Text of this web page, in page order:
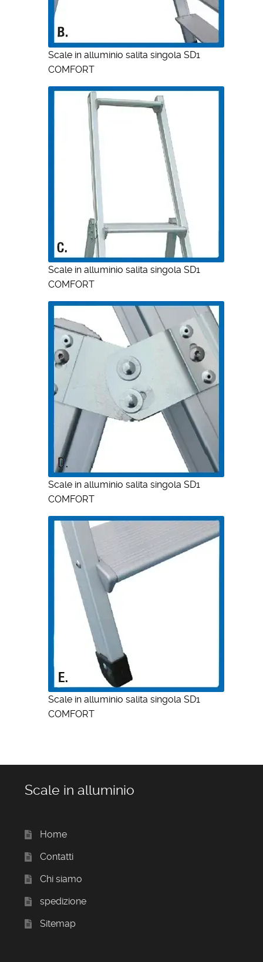
Scale in alluminio salita singola SD1
COMFORT
Scale in alluminio salita singola SD1
COMFORT
Scale in alluminio salita singola SD1
COMFORT
Scale in alluminio salita singola SD1
COMFORT
Scale in alluminio
Home
Contatti
Chi siamo
spedizione
Sitemap